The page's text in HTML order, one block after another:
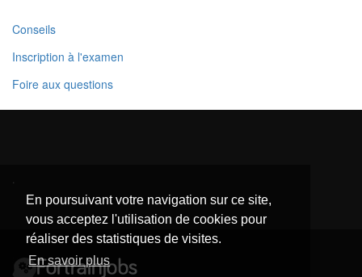
En poursuivant votre navigation sur ce site,
vous acceptez l'utilisation de cookies pour
réaliser des statistiques de visites.
En savoir plus
Conseils
Inscription à l'examen
Foire aux questions
.